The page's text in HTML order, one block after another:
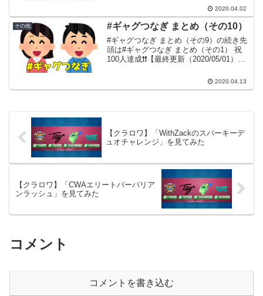
まとめ（その7）に分けました。 51.江戸
川キャデラック 水牛52...
2020.04.02
その他 #ギャグつなぎ まとめ（その10）
#ギャグつなぎ まとめ（その9）の続き先
頭は#ギャグつなぎ まとめ（その1） 祝
100人達成❗❗【最終更新（2020/05/01）】
は#ギャグつなぎ まとめ（その11）に分
けました。91.松浦真...
2020.04.13
【クラロワ】「WithZackのスパーキーデ
ュオチャレンジ」を見てみた
【クラロワ】「CWAエリートバーバリア
ンラッシュ」を見てみた
コメント
コメントを書き込む